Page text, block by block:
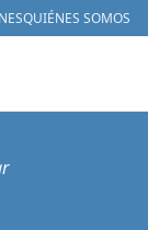
QUIÉNES SOMOS